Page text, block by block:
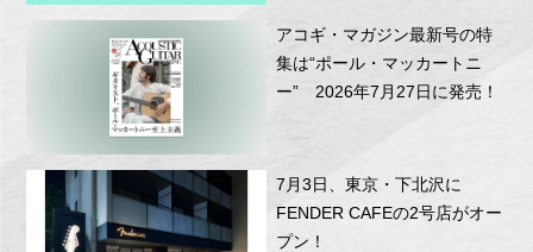
アコギ・マガジン最新号の特
集は“ポール・マッカートニ
ー” 2026年7月27日に発売！
7月3日、東京・下北沢に
FENDER CAFEの2号店がオー
プン！